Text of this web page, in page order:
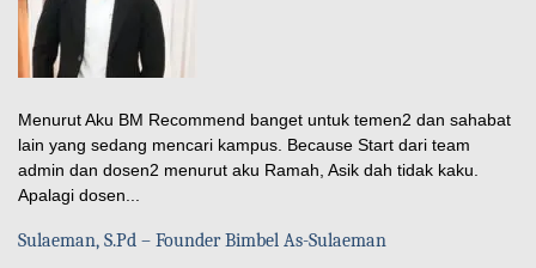
Menurut Aku BM Recommend banget untuk temen2 dan sahabat
lain yang sedang mencari kampus. Because Start dari team
admin dan dosen2 menurut aku Ramah, Asik dah tidak kaku.
Apalagi dosen...
Sulaeman, S.Pd – Founder Bimbel As-Sulaeman